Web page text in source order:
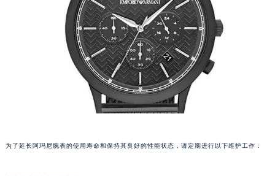
为了延长阿玛尼腕表的使用寿命和保持其良好的性能状态，请定期进行以下维护工作：